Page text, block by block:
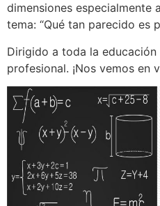
dimensiones especialmente
tema: “Qué tan parecido es
Dirigido a toda la educación
profesional. ¡Nos vemos en